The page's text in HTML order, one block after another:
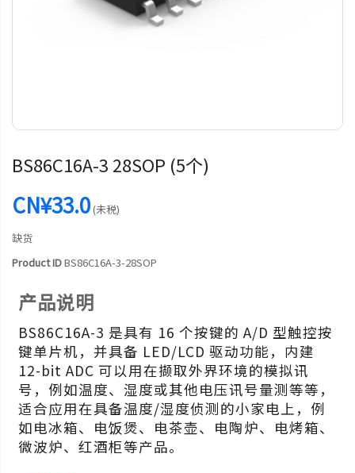
BS86C16A-3 28SOP (5个)
CN¥33.0(未税)
缺货
Product IDBS86C16A-3-28SOP
产品说明
BS86C16A-3 是具有 16 个按键的 A/D 型触控按
键单片机，并具备 LED/LCD 驱动功能，内建
12-bit ADC 可以用在撷取外界环境的模拟讯
号，例如温度、湿度或其他电压讯号量测等等，
适合应用在具备温度/湿度侦测的小家电上，例
如电冰箱、电饭煲、电茶壶、电陶炉、电烤箱、
微波炉、红酒柜等产品。